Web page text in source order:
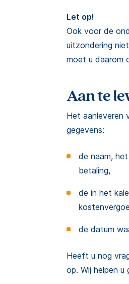
Let op!
Ook voor de
uitzondering
moet u daarom
Aan te
Het aanleveren
gegevens:
de naam,
betaling,
de in het
de datum
Heeft u nog
op. Wij helpen u